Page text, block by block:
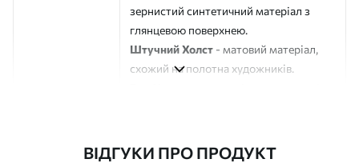
зернистий синтетичний матеріал з
глянцевою поверхнею.
Штучний Холст - матовий матеріал,
схожий на полотна художників.
ВІДГУКИ ПРО ПРОДУКТ